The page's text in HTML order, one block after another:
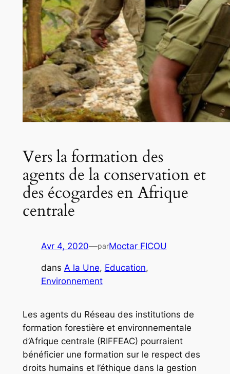
Vers la formation des
agents de la conservation et
des écogardes en Afrique
centrale
Avr 4, 2020—parMoctar FICOU
dans A la Une, Education
Environnement
Les agents du Réseau des institutions de
formation forestière et environnementale
d’Afrique centrale (RIFFEAC) pourraient
bénéficier une formation sur le respect des
droits humains et l’éthique dans la gestion